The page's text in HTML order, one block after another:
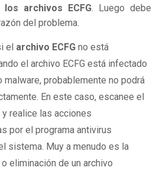
los archivos ECFG. Luego debe
del problema.
el archivo ECFG no está
el archivo ECFG está infectado
malware, probablemente no podrá
En este caso, escanee el
y realice las acciones
por el programa antivirus
sistema. Muy a menudo es la
eliminación de un archivo